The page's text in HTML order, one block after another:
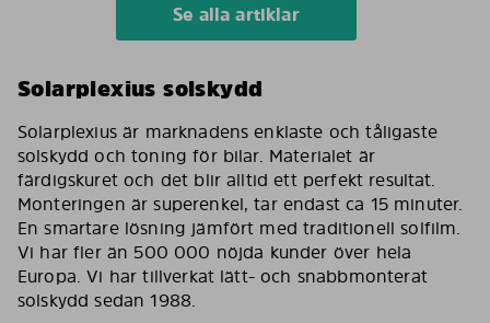
Se alla artiklar
Solarplexius solskydd
Solarplexius är marknadens enklaste och tåligaste
solskydd och toning för bilar. Materialet är
färdigskuret och det blir alltid ett perfekt resultat.
Monteringen är superenkel, tar endast ca 15 minuter.
En smartare lösning jämfört med traditionell solfilm.
Vi har fler än 500 000 nöjda kunder över hela
Europa. Vi har tillverkat lätt- och snabbmonterat
solskydd sedan 1988.